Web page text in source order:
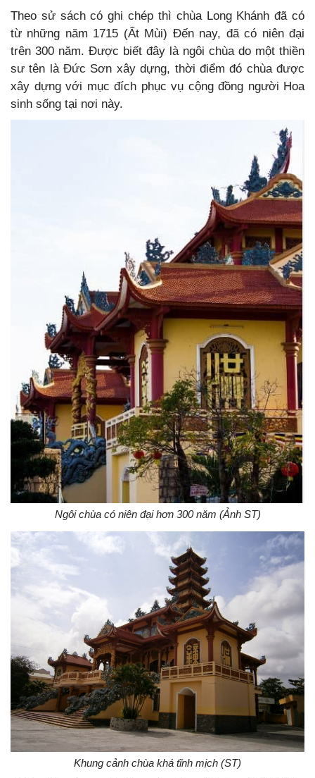
Theo sử sách có ghi chép thì chùa Long Khánh đã có
từ những năm 1715 (Ất Mùi) Đến nay, đã có niên đại
trên 300 năm. Được biết đây là ngôi chùa do một thiền
sư tên là Đức Sơn xây dựng, thời điểm đó chùa được
xây dựng với mục đích phục vụ cộng đồng người Hoa
sinh sống tại nơi này.
Ngôi chùa có niên đại hơn 300 năm (Ảnh ST)
Khung cảnh chùa khá tĩnh mịch (ST)